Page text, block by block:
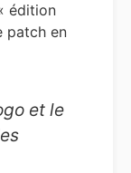
édition
patch en
et le